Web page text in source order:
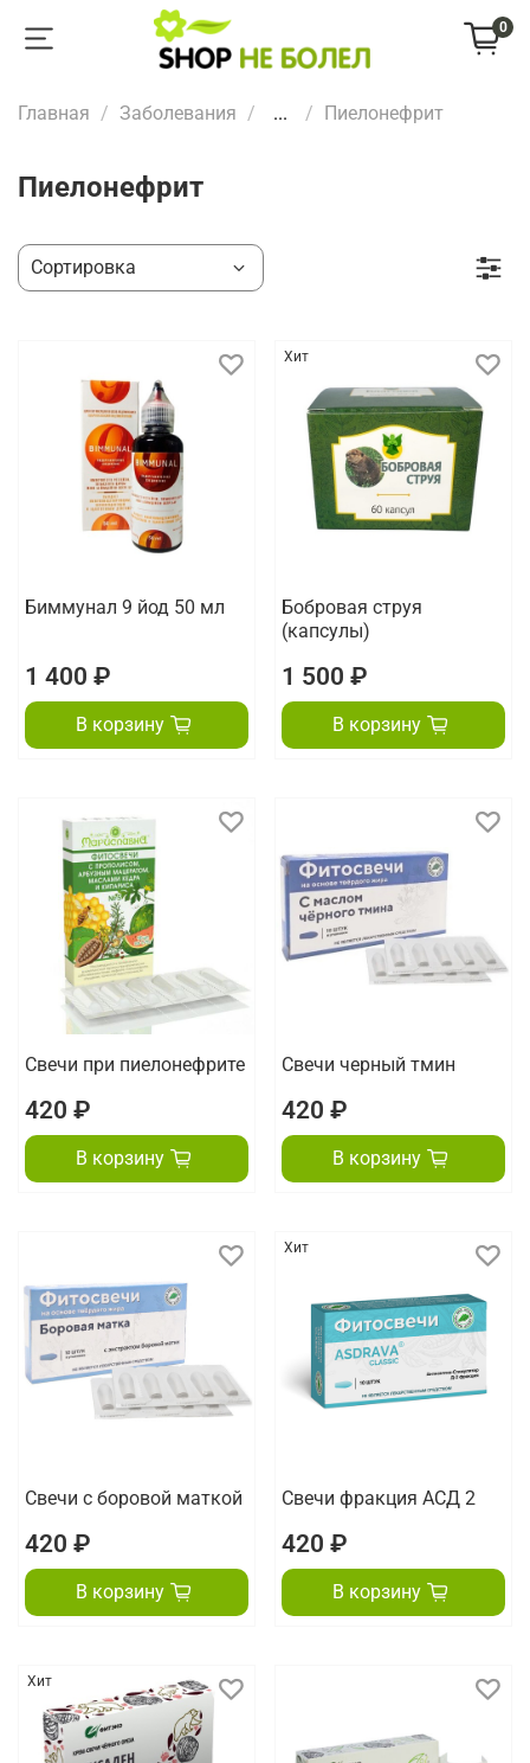
0
Главная Заболевания ... Пиелонефрит
Пиелонефрит
Биммунал 9 йод 50 мл
1 400 ₽
В корзину
Хит
Бобровая струя
(капсулы)
1 500 ₽
В корзину
Свечи при пиелонефрите
420 ₽
В корзину
Свечи черный тмин
420 ₽
В корзину
Свечи с боровой маткой
420 ₽
В корзину
Хит
Свечи фракция АСД 2
420 ₽
В корзину
Хит